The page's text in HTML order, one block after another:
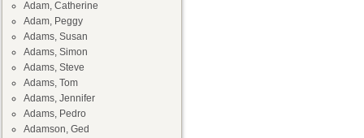
Adam, Catherine
Adam, Peggy
Adams, Susan
Adams, Simon
Adams, Steve
Adams, Tom
Adams, Jennifer
Adams, Pedro
Adamson, Ged